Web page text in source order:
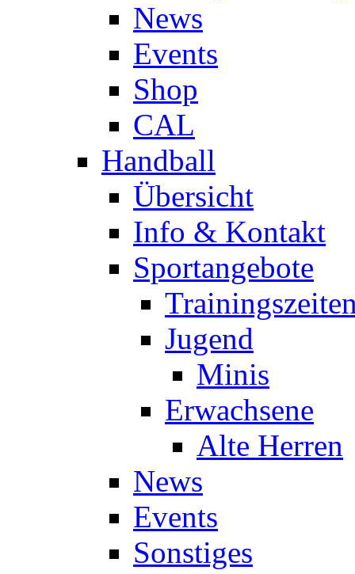
News
Events
Shop
CAL
Handball
Übersicht
Info & Kontakt
Sportangebote
Jugend
Minis
Erwachsene
Alte Herren
News
Events
Sonstiges